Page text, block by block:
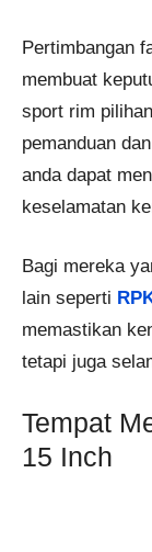
Pertimbangan
membuat
sport rim
pemanduan
anda dapat
keselamatan
Bagi mereka
lain seperti
memastikan
tetapi juga
Tempat
15 Inch